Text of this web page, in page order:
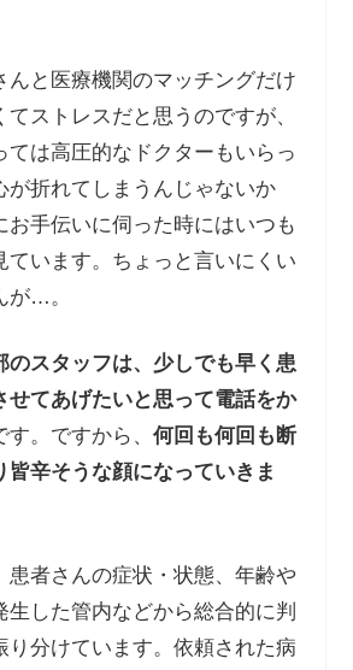
と医療機関のマッチングだけ
ストレスだと思うのですが、
ては高圧的なドクターもいらっ
が折れてしまうんじゃないか
手伝いに伺った時にはいつも
ています。ちょっと言いにくい
が…。
のスタッフは、少しでも早く患
せてあげたいと思って電話をか
す。ですから、 何回も何回も断
皆辛そうな顔になっていきま
患者さんの症状・状態、年齢や
生した管内などから総合的に判
り分けています。依頼された病